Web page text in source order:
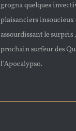
grogna quelques
plaisanciers
assourdissant le surpris
prochain surfeur des
l’Apocalypso.